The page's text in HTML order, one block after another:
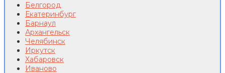
Белгород
Екатеринбург
Барнаул
Архангельск
Челябинск
Иркутск
Хабаровск
Иваново